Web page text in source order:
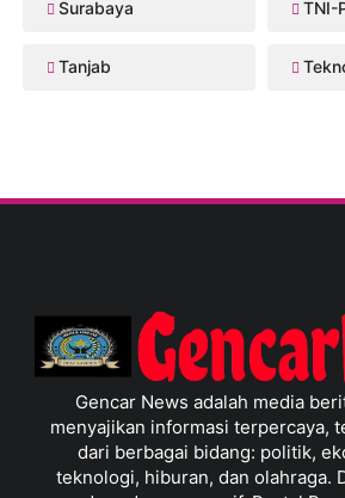
Surabaya TNI-
Tanjab
Gencar News adalah media
menyajikan informasi terpercaya,
dari berbagai bidang: politik,
teknologi, hiburan, dan olahraga.